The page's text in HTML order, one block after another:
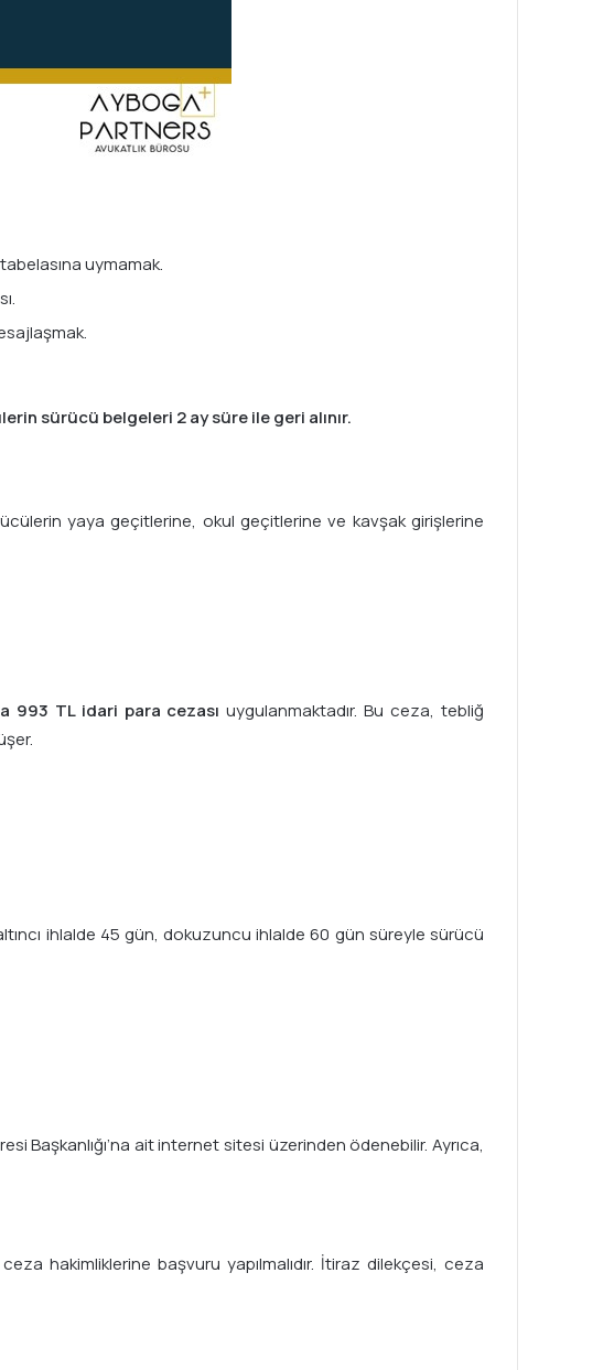
uymamak.
sürücü belgeleri 2 ay süre ile geri alınır.
yaya geçitlerine, okul geçitlerine ve kavşak girişlerine
993 TL idari para cezası uygulanmaktadır. Bu ceza, tebliğ
ihlalde 45 gün, dokuzuncu ihlalde 60 gün süreyle sürücü
Başkanlığı’na ait internet sitesi üzerinden ödenebilir. Ayrıca,
hakimliklerine başvuru yapılmalıdır. İtiraz dilekçesi, ceza